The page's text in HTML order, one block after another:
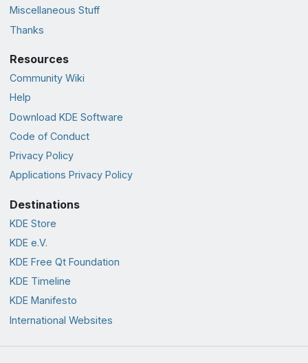
Miscellaneous Stuff
Thanks
Resources
Community Wiki
Help
Download KDE Software
Code of Conduct
Privacy Policy
Applications Privacy Policy
Destinations
KDE Store
KDE e.V.
KDE Free Qt Foundation
KDE Timeline
KDE Manifesto
International Websites